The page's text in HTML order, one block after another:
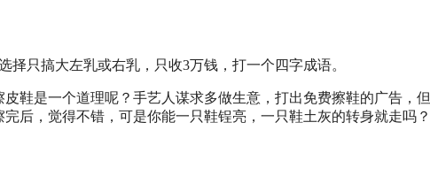
只搞大左乳或右乳，只收3万钱，打一个四字成语。
鞋是一个道理呢？手艺人谋求多做生意，打出免费擦鞋的广告，但
后，觉得不错，可是你能一只鞋锃亮，一只鞋土灰的转身就走吗？